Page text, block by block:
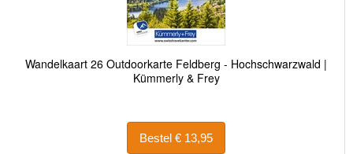
Wandelkaart 26 Outdoorkarte Feldberg - Hochschwarzwald |
Kümmerly & Frey
Bestel € 13,95